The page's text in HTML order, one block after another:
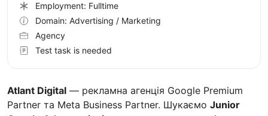
Atlant Digital — рекламна агенція Google Premium
Partner та Meta Business Partner. Шукаємо Junior
Employment: Fulltime
Domain: Advertising / Marketing
Agency
Test task is needed